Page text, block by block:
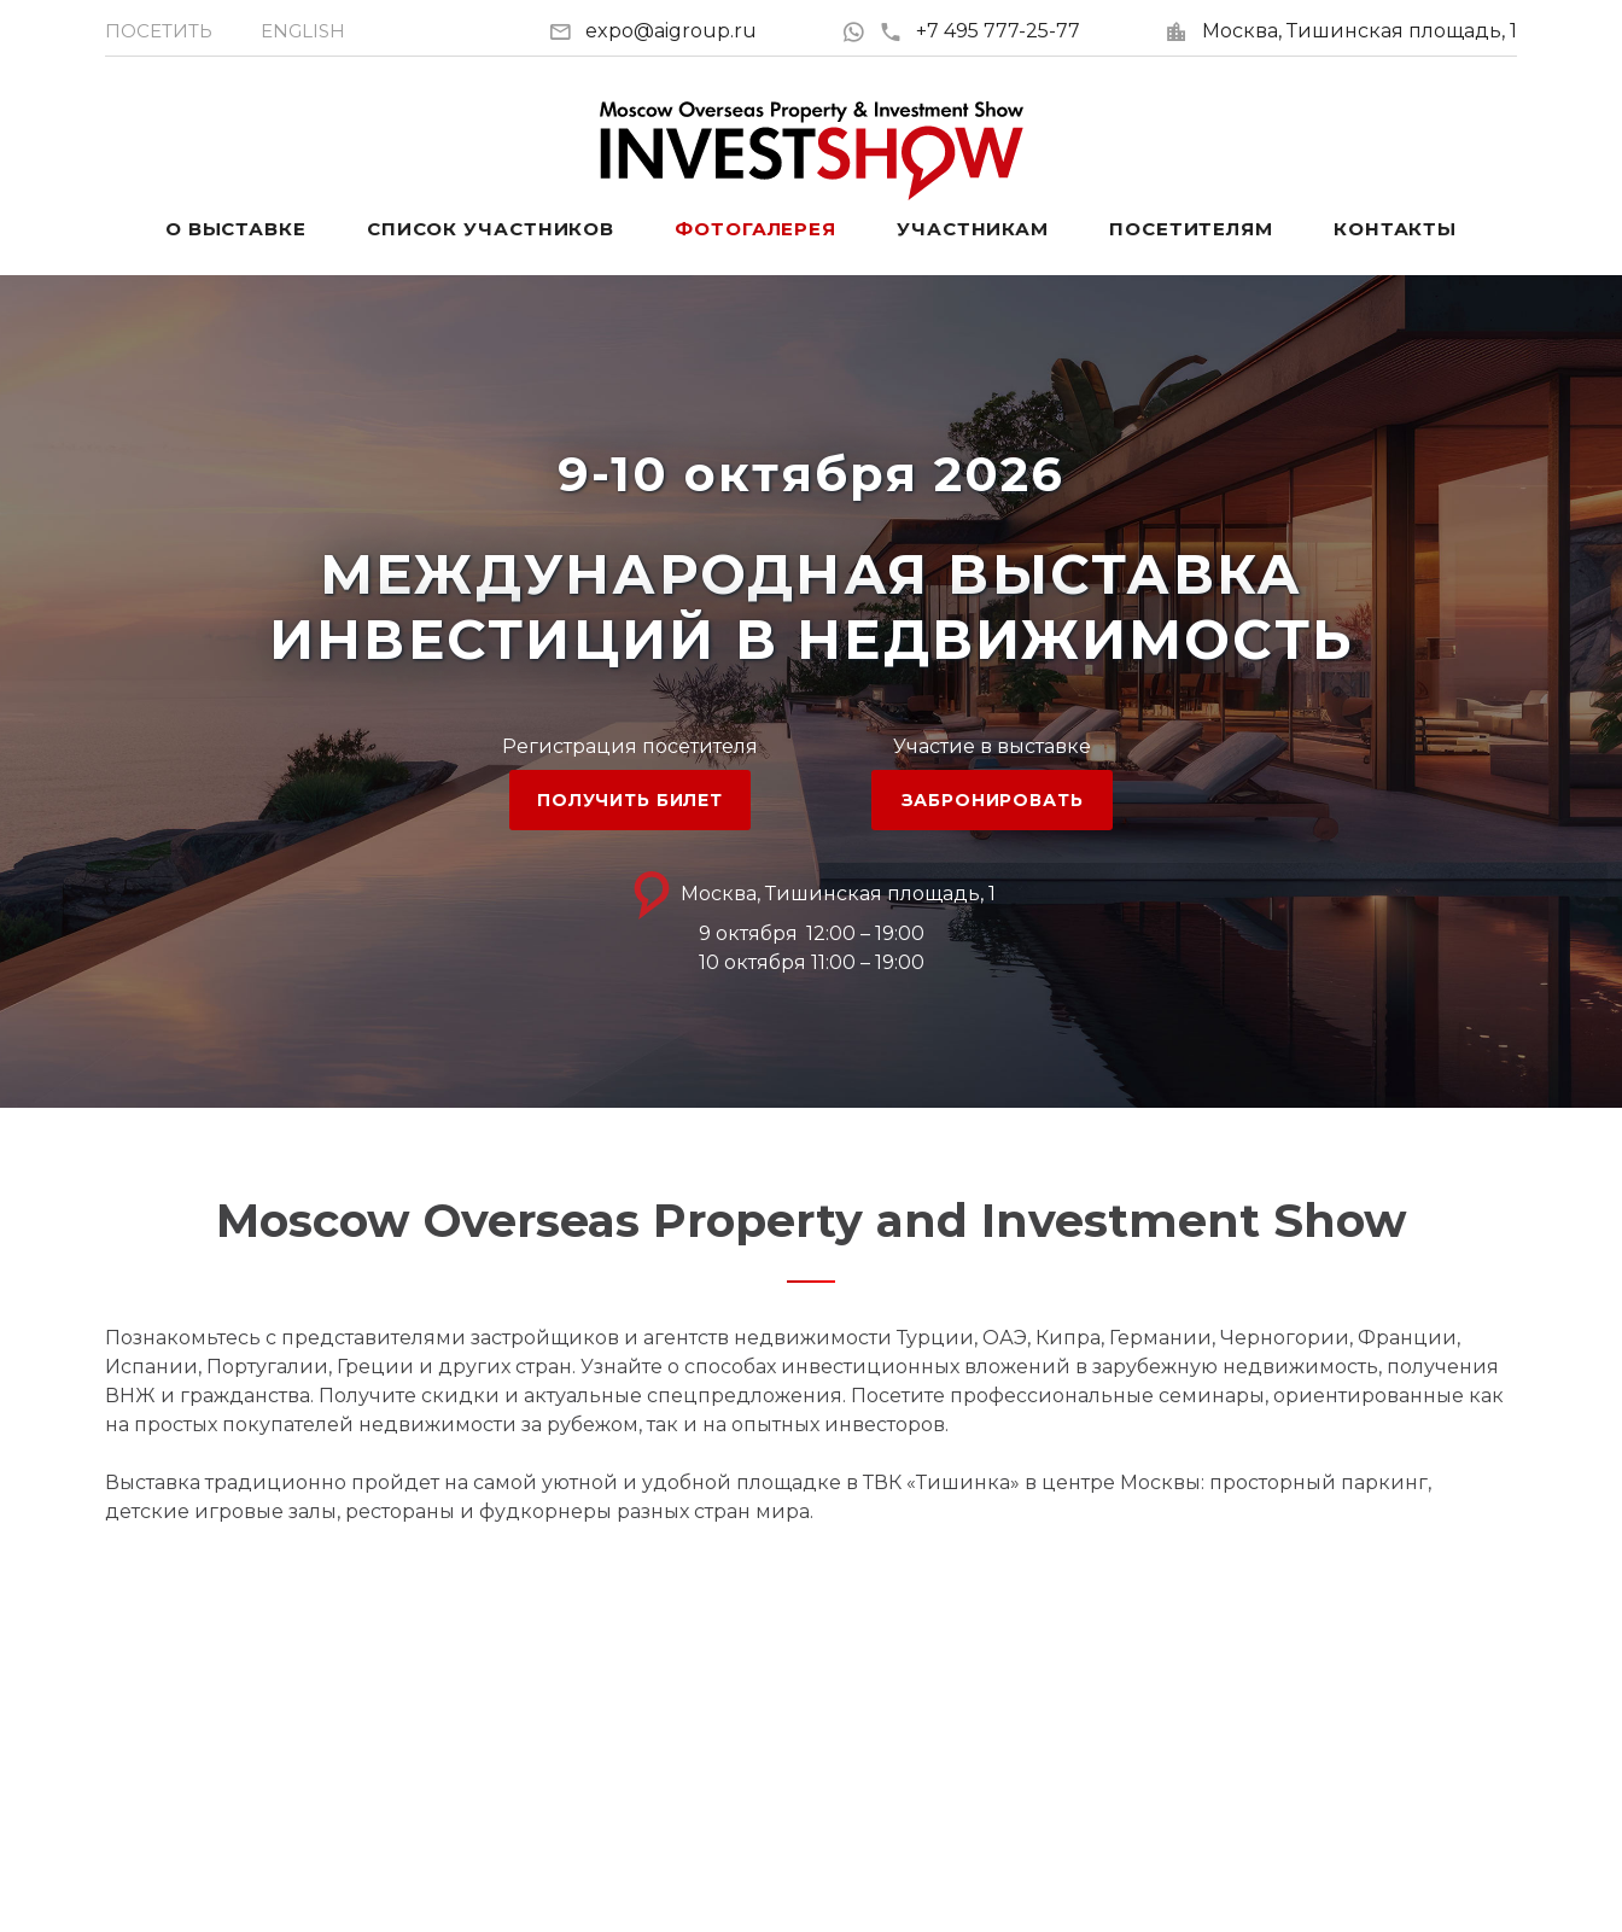
ПОСЕТИТЬ ENGLISH expo@aigroup.ru +7 495 777-25-77 Москва, Тишинская площадь, 1
О ВЫСТАВКЕ СПИСОК УЧАСТНИКОВ ФОТОГАЛЕРЕЯ УЧАСТНИКАМ ПОСЕТИТЕЛЯМ КОНТАКТЫ
9-10 октября 2026
МЕЖДУНАРОДНАЯ ВЫСТАВКА
ИНВЕСТИЦИЙ В НЕДВИЖИМОСТЬ
Регистрация посетителя
ПОЛУЧИТЬ БИЛЕТ
Участие в выставке
ЗАБРОНИРОВАТЬ
Москва, Тишинская площадь, 1
9 октября 12:00 – 19:00
10 октября 11:00 – 19:00
Moscow Overseas Property and Investment Show
Познакомьтесь с представителями застройщиков и агентств недвижимости Турции, ОАЭ, Кипра, Германии, Черногории, Франции,
Испании, Португалии, Греции и других стран. Узнайте о способах инвестиционных вложений в зарубежную недвижимость, получения
ВНЖ и гражданства. Получите скидки и актуальные спецпредложения. Посетите профессиональные семинары, ориентированные как
на простых покупателей недвижимости за рубежом, так и на опытных инвесторов.
Выставка традиционно пройдет на самой уютной и удобной площадке в ТВК «Тишинка» в центре Москвы: просторный паркинг,
детские игровые залы, рестораны и фудкорнеры разных стран мира.